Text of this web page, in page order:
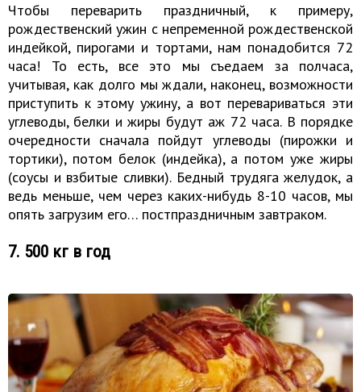
Чтобы переварить праздничный, к примеру,
рождественский ужин с непременной рождественской
индейкой, пирогами и тортами, нам понадобится 72
часа! То есть, все это мы съедаем за полчаса,
учитывая, как долго мы ждали, наконец, возможности
приступить к этому ужину, а вот перевариваться эти
углеводы, белки и жиры будут аж 72 часа. В порядке
очередности сначала пойдут углеводы (пирожки и
тортики), потом белок (индейка), а потом уже жиры
(соусы и взбитые сливки). Бедный трудяга желудок, а
ведь меньше, чем через каких-нибудь 8-10 часов, мы
опять загрузим его… постпраздничным завтраком.
7. 500 кг в год